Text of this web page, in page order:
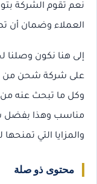
نعم تقوم الشركة
العملاء وضمان أن
إلى هنا نكون وصلنا
على شركة شحن من
وكل ما تبحث عنه
مناسب وهذا بفضل
والمزايا التي تمنحها
محتوى ذو صلة